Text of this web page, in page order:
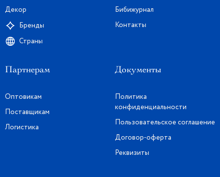
Декор
Бренды
Страны
Бибижурнал
Контакты
Партнерам
Оптовикам
Поставщикам
Логистика
Документы
Политика
конфиденциальности
Пользовательское соглашение
Договор-оферта
Реквизиты